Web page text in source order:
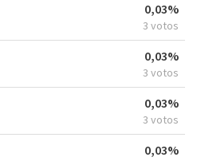
0,03%
3 votos
0,03%
3 votos
0,03%
3 votos
0,03%